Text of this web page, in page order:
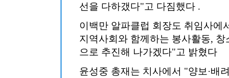
선을 다하갰다"고 다짐했다 .
이백만 알파클럽 회장도 취임사에
지역사회와 함께하는 봉사활동,
으로 추진해 나가겠다"고 밝혔다
윤성중 총재는 치사에서 "양보·배